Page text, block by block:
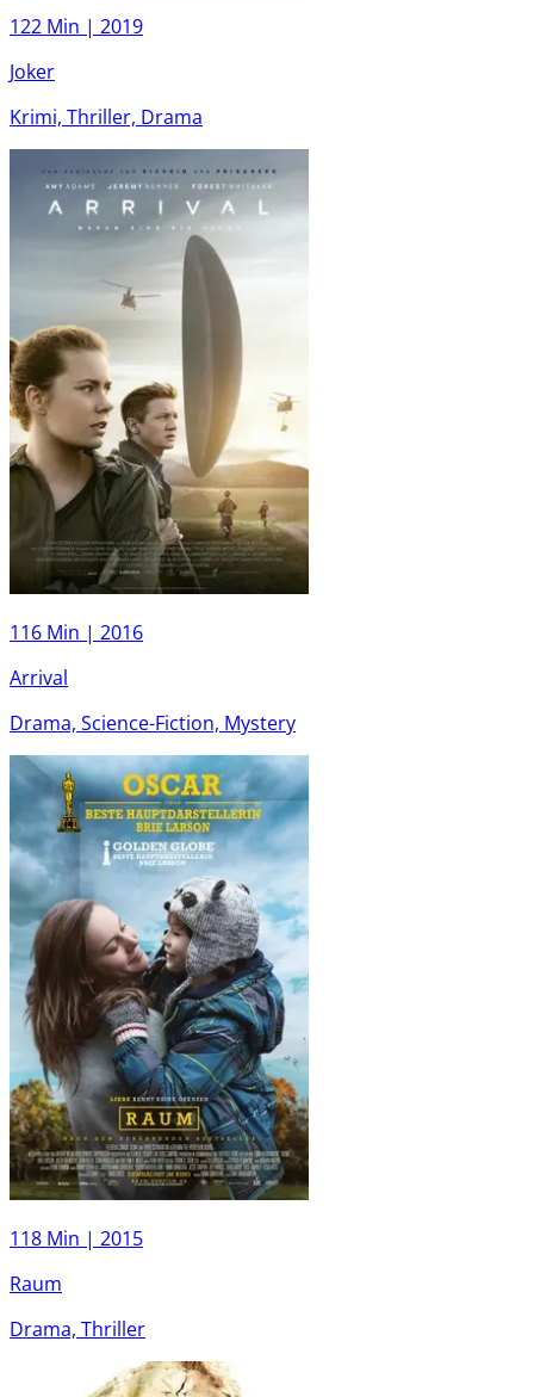
122 Min | 2019
Joker
Krimi, Thriller, Drama
116 Min | 2016
Arrival
Drama, Science-Fiction, Mystery
118 Min | 2015
Raum
Drama, Thriller